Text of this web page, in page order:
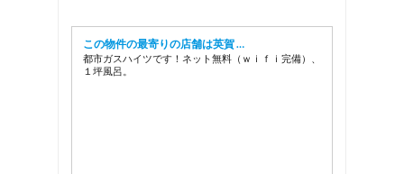
この物件の最寄りの店舗は英賀 …
都市ガスハイツです！ネット無料（ｗｉｆｉ完備）、
１坪風呂。